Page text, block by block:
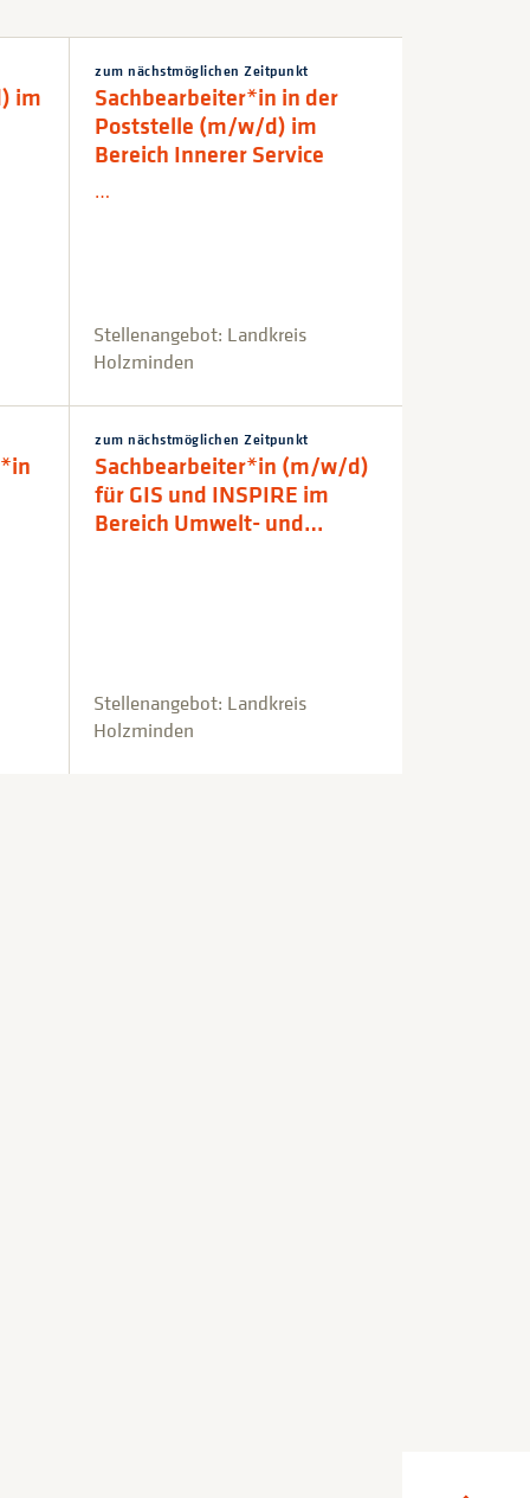
im
zum nächstmöglichen Zeitpunkt
Sachbearbeiter*in in der
Poststelle (m/w/d) im
Bereich Innerer Service
…
Stellenangebot: Landkreis
Holzminden
zum nächstmöglichen Zeitpunkt
Sachbearbeiter*in (m/w/d)
für GIS und INSPIRE im
Bereich Umwelt- und…
Stellenangebot: Landkreis
Holzminden